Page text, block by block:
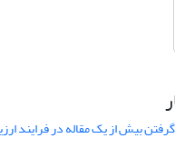
بیش از یک مقاله در فرایند